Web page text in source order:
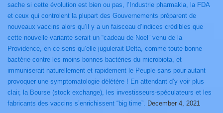
sache si cette évolution est bien ou pas, l’Industrie pharmakia, la FDA
et ceux qui controlent la plupart des Gouvernements préparent de
nouveaux vaccins alors qu’il y a un faisceau d’indices crédibles que
cette nouvelle variante serait un “cadeau de Noel” venu de la
Providence, en ce sens qu’elle jugulerait Delta, comme toute bonne
bactérie contre les moins bonnes bactéries du microbiota, et
immuniserait naturellement et rapidement le Peuple sans pour autant
provoquer une symptomatologie délétère ! En attendant d’y voir plus
clair, la Bourse (stock exchange), les investisseurs-spéculateurs et les
fabricants des vaccins s’enrichissent “big time”. December 4, 2021